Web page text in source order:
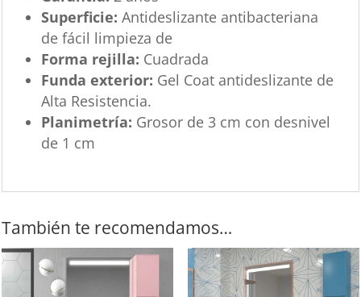
Superficie: Antideslizante antibacteriana
de fácil limpieza de
Forma rejilla: Cuadrada
Funda exterior: Gel Coat antideslizante de
Alta Resistencia.
Planimetría: Grosor de 3 cm con desnivel
de 1 cm
También te recomendamos…